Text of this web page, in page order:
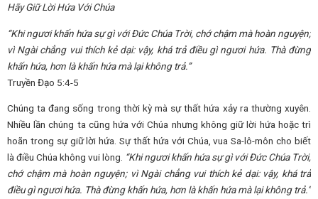
Hãy Giữ Lời Hứa Với Chúa
“Khi ngươi khấn hứa sự gì với Đức Chúa Trời, chớ chậm mà hoàn nguyện;
vì Ngài chẳng vui thích kẻ dại: vậy, khá trả điều gì ngươi hứa. Thà đừng
khấn hứa, hơn là khấn hứa mà lại không trả.”
Truyền Đạo 5:4-5
Chúng ta đang sống trong thời kỳ mà sự thất hứa xảy ra thường xuyên.
Nhiều lần chúng ta cũng hứa với Chúa nhưng không giữ lời hứa hoặc trì
hoãn trong sự giữ lời hứa. Sự thất hứa với Chúa, vua Sa-lô-môn cho biết
là điều Chúa không vui lòng. “Khi ngươi khấn hứa sự gì với Đức Chúa Trời,
chớ chậm mà hoàn nguyện; vì Ngài chẳng vui thích kẻ dại: vậy, khá trả
điều gì ngươi hứa. Thà đừng khấn hứa, hơn là khấn hứa mà lại không trả.”